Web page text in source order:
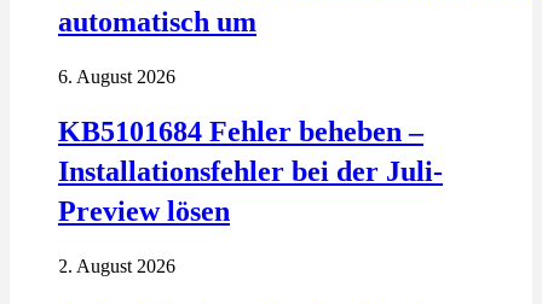
automatisch um
6. August 2026
KB5101684 Fehler beheben –
Installationsfehler bei der Juli-
Preview lösen
2. August 2026